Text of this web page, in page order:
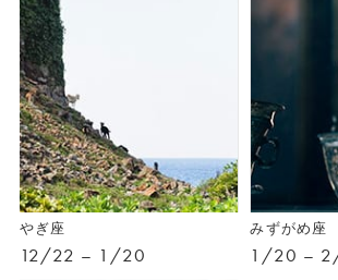
やぎ座
12/22 – 1/20
みずがめ座
1/20 –